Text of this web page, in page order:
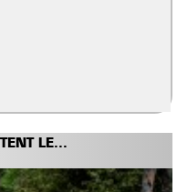
LE...